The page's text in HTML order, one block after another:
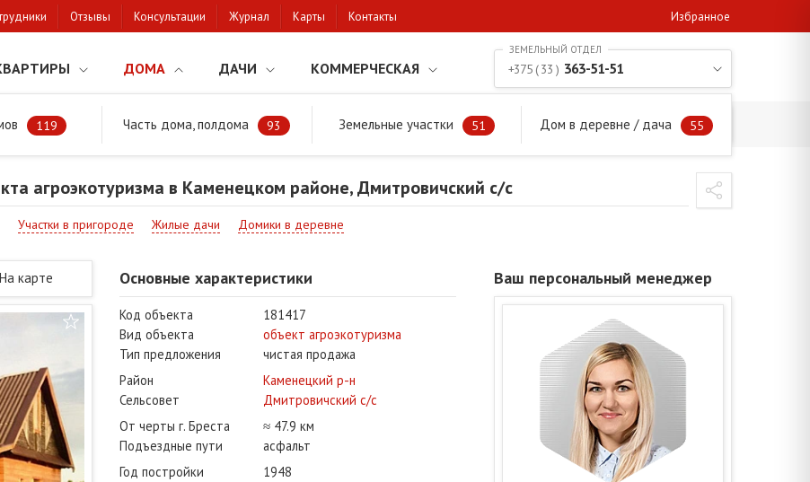
Отзывы Консультации Журнал Карты Контакты Избранное
ДОМА ДАЧИ КОММЕРЧЕСКАЯ
119 Часть дома, полдома 93 Земельные участки 51 Дом в деревне / дача 55
+375 ( 33 ) 363-51-51
Продажа объекта агроэкотуризма в Каменецком районе, Дмитровичский с/с
агроэкотуризма в Каменецком районе, Дмитровичский с/с
Участки в пригороде Жилые дачи Домики в деревне
На карте Основные характеристики
Код объекта
181417
Вид объекта
объект агроэкотуризма
Тип предложения
чистая продажа
Район
Каменецкий р-н
Сельсовет
Дмитровичский с/с
От черты г. Бреста
≈ 47.9 км
Подъездные пути
асфальт
Год постройки
1948
Ваш персональный менеджер